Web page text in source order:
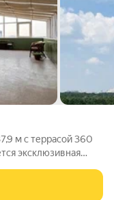
м с террасой 360
эксклюзивная
для тех, кто